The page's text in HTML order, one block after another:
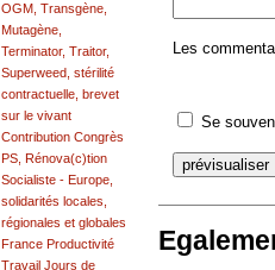
Les
Se
OGM, Transgène,
Mutagène,
Terminator, Traitor,
Superweed, stérilité
contractuelle, brevet
sur le vivant
Contribution Congrès
PS, Rénova(c)tion
Socialiste - Europe,
solidarités locales,
régionales et globales
France Productivité
Travail Jours de